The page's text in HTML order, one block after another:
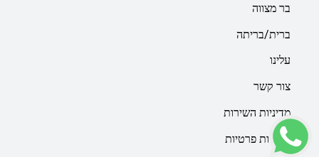
בר מצווה
ברית/בריתה
עלינו
צור קשר
מדיניות השירות
מדיניות פרטיות